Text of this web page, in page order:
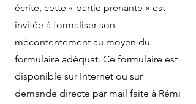
écrite, cette « partie prenante » est
invitée à formaliser son
mécontentement au moyen du
formulaire adéquat. Ce formulaire est
disponible sur Internet ou sur
demande directe par mail faite à Rémi